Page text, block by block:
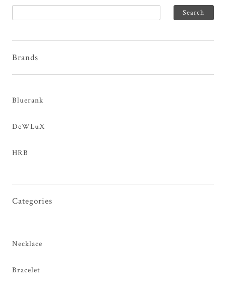
Brands
Bluerank
DeWLuX
HRB
Categories
Necklace
Bracelet